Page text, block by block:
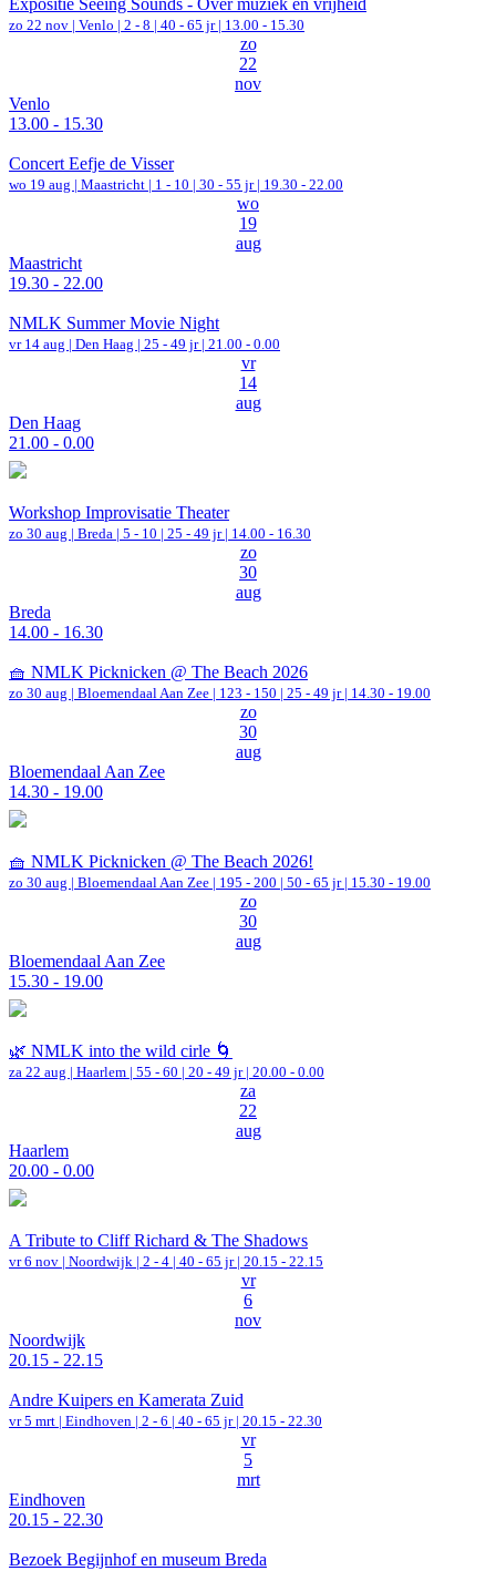
Expositie Seeing Sounds - Over muziek en vrijheid
zo 22 nov | Venlo | 2 - 8 | 40 - 65 jr | 13.00 - 15.30
zo
22
nov
Venlo
13.00 - 15.30
Concert Eefje de Visser
wo 19 aug | Maastricht | 1 - 10 | 30 - 55 jr | 19.30 - 22.00
wo
19
aug
Maastricht
19.30 - 22.00
NMLK Summer Movie Night
vr 14 aug | Den Haag | 25 - 49 jr | 21.00 - 0.00
vr
14
aug
Den Haag
21.00 - 0.00
Workshop Improvisatie Theater
zo 30 aug | Breda | 5 - 10 | 25 - 49 jr | 14.00 - 16.30
zo
30
aug
Breda
14.00 - 16.30
🧺 NMLK Picknicken @ The Beach 2026
zo 30 aug | Bloemendaal Aan Zee | 123 - 150 | 25 - 49 jr | 14.30 - 19.00
zo
30
aug
Bloemendaal Aan Zee
14.30 - 19.00
🧺 NMLK Picknicken @ The Beach 2026!
zo 30 aug | Bloemendaal Aan Zee | 195 - 200 | 50 - 65 jr | 15.30 - 19.00
zo
30
aug
Bloemendaal Aan Zee
15.30 - 19.00
🌿 NMLK into the wild cirle 🌀
za 22 aug | Haarlem | 55 - 60 | 20 - 49 jr | 20.00 - 0.00
za
22
aug
Haarlem
20.00 - 0.00
A Tribute to Cliff Richard & The Shadows
vr 6 nov | Noordwijk | 2 - 4 | 40 - 65 jr | 20.15 - 22.15
vr
6
nov
Noordwijk
20.15 - 22.15
Andre Kuipers en Kamerata Zuid
vr 5 mrt | Eindhoven | 2 - 6 | 40 - 65 jr | 20.15 - 22.30
vr
5
mrt
Eindhoven
20.15 - 22.30
Bezoek Begijnhof en museum Breda